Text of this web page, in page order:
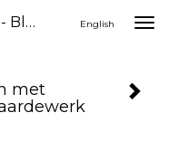
Roman En Henriëtte Reisinger - Bloemstilleven Met Kievitsbloemen In Aardewerk English
met